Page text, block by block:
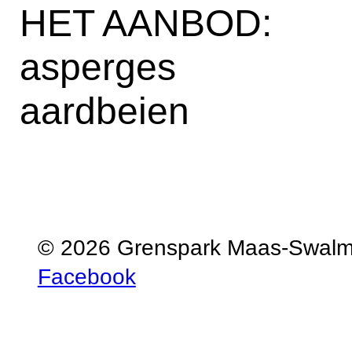
HET AANBOD:
asperges
aardbeien
© 2026 Grenspark Maas-
Facebook